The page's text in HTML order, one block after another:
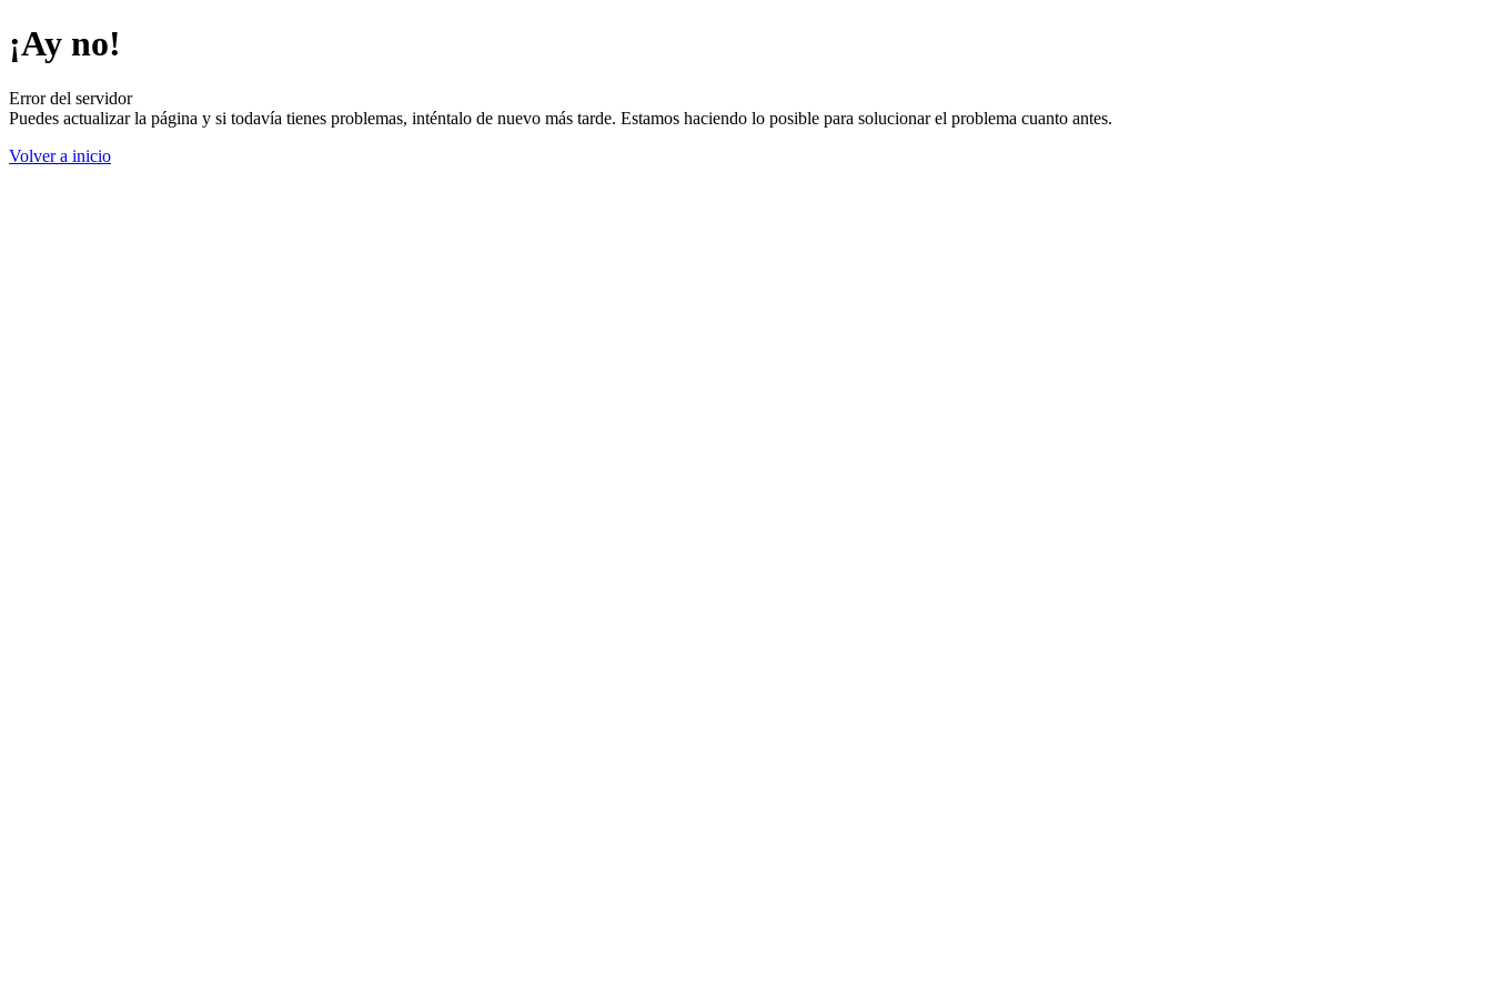
¡Ay no!
Error del servidor
Puedes actualizar la página y si todavía tienes problemas, inténtalo de nuevo más tarde. Estamos haciendo lo posible para solucionar el problema cuanto antes.
Volver a inicio